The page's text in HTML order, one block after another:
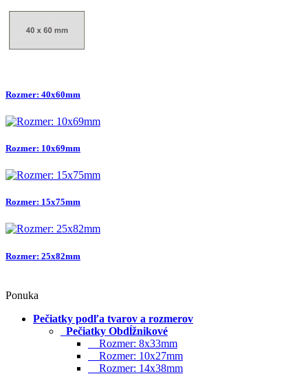
Rozmer: 40x60mm
Rozmer: 10x69mm
Rozmer: 15x75mm
Rozmer: 25x82mm
Ponuka
Pečiatky podľa tvarov a rozmerov
Pečiatky Obdĺžnikové
Rozmer: 8x33mm
Rozmer: 10x27mm
Rozmer: 14x38mm